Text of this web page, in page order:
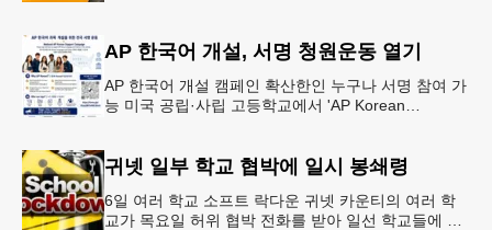
AP 한국어 개설, 서명 청원운동 열기
AP 한국어 개설 캠페인 확산한인 누구나 서명 참여 가
능 미국 공립·사립 고등학교에서 'AP Korean
귀넷 일부 학교 협박에 일시 봉쇄령
6일 여러 학교 소프트 락다운 귀넷 카운티의 여러 학
교가 목요일 허위 협박 전화를 받아 일선 학교들에 일